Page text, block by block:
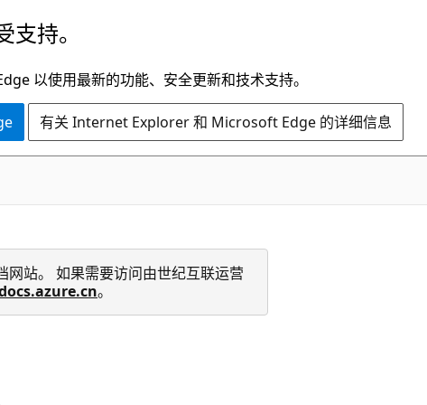
支持。
以使用最新的功能、安全更新和技术支持。
有关 Internet Explorer 和 Microsoft Edge 的详细信息
站。 如果需要访问由世纪互联运营
。